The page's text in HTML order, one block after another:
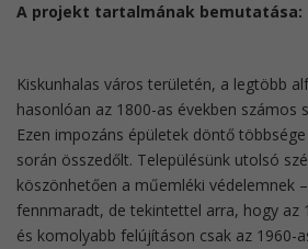
A projekt tartalmának bemutatása:
Kiskunhalas város területén, a legtöbb
hasonlóan az 1800-as években számos
Ezen impozáns épületek döntő
során összedőlt. Településünk utolsó
köszönhetően a műemléki védelemnek
fennmaradt, de tekintettel arra, hogy az
és komolyabb felújításon csak az 1960-